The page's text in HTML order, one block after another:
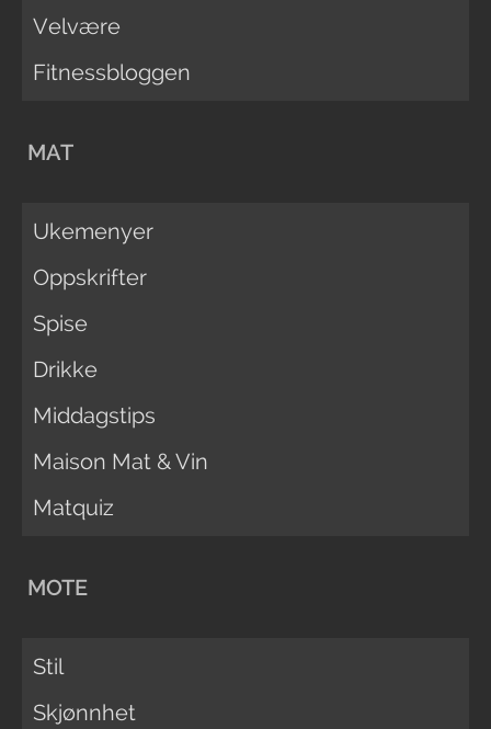
Velvære
Fitnessbloggen
MAT
Ukemenyer
Oppskrifter
Spise
Drikke
Middagstips
Maison Mat & Vin
Matquiz
MOTE
Stil
Skjønnhet